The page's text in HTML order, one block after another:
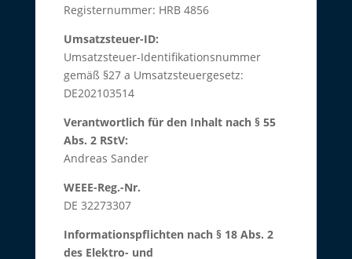
Registernummer: HRB 4856
Umsatzsteuer-ID:
Umsatzsteuer-Identifikationsnummer
gemäß §27 a Umsatzsteuergesetz:
DE202103514
Verantwortlich für den Inhalt nach § 55
Abs. 2 RStV:
Andreas Sander
WEEE-Reg.-Nr.
DE 32273307
Informationspflichten nach § 18 Abs. 2
des Elektro- und